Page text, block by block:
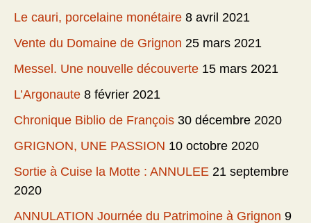
Le cauri, porcelaine monétaire 8 avril 2021
Vente du Domaine de Grignon 25 mars 2021
Messel. Une nouvelle découverte 15 mars 2021
L’Argonaute 8 février 2021
Chronique Biblio de François 30 décembre 2020
GRIGNON, UNE PASSION 10 octobre 2020
Sortie à Cuise la Motte : ANNULEE 21 septembre
2020
ANNULATION Journée du Patrimoine à Grignon 9